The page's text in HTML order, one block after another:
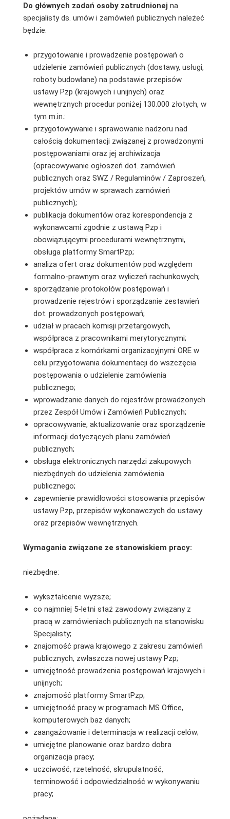
Do głównych zadań osoby zatrudnionej na
specjalisty ds. umów i zamówień publicznych należeć
będzie:
przygotowanie i prowadzenie postępowań o
udzielenie zamówień publicznych (dostawy, usługi,
roboty budowlane) na podstawie przepisów
ustawy Pzp (krajowych i unijnych) oraz
wewnętrznych procedur poniżej 130.000 złotych, w
tym m.in.:
przygotowywanie i sprawowanie nadzoru nad
całością dokumentacji związanej z prowadzonymi
postępowaniami oraz jej archiwizacja
(opracowywanie ogłoszeń dot. zamówień
publicznych oraz SWZ / Regulaminów / Zaproszeń,
projektów umów w sprawach zamówień
publicznych);
publikacja dokumentów oraz korespondencja z
wykonawcami zgodnie z ustawą Pzp i
obowiązującymi procedurami wewnętrznymi,
obsługa platformy SmartPzp;
analiza ofert oraz dokumentów pod względem
formalno-prawnym oraz wyliczeń rachunkowych;
sporządzanie protokołów postępowań i
prowadzenie rejestrów i sporządzanie zestawień
dot. prowadzonych postępowań;
udział w pracach komisji przetargowych,
współpraca z pracownikami merytorycznymi;
współpraca z komórkami organizacyjnymi ORE w
celu przygotowania dokumentacji do wszczęcia
postępowania o udzielenie zamówienia
publicznego;
wprowadzanie danych do rejestrów prowadzonych
przez Zespół Umów i Zamówień Publicznych;
opracowywanie, aktualizowanie oraz sporządzenie
informacji dotyczących planu zamówień
publicznych;
obsługa elektronicznych narzędzi zakupowych
niezbędnych do udzielenia zamówienia
publicznego;
zapewnienie prawidłowości stosowania przepisów
ustawy Pzp, przepisów wykonawczych do ustawy
oraz przepisów wewnętrznych.
Wymagania związane ze stanowiskiem pracy:
niezbędne:
wykształcenie wyższe;
co najmniej 5-letni staż zawodowy związany z
pracą w zamówieniach publicznych na stanowisku
Specjalisty;
znajomość prawa krajowego z zakresu zamówień
publicznych, zwłaszcza nowej ustawy Pzp;
umiejętność prowadzenia postępowań krajowych i
unijnych;
znajomość platformy SmartPzp;
umiejętność pracy w programach MS Office,
komputerowych baz danych;
zaangażowanie i determinacja w realizacji celów;
umiejętne planowanie oraz bardzo dobra
organizacja pracy;
uczciwość, rzetelność, skrupulatność,
terminowość i odpowiedzialność w wykonywaniu
pracy;